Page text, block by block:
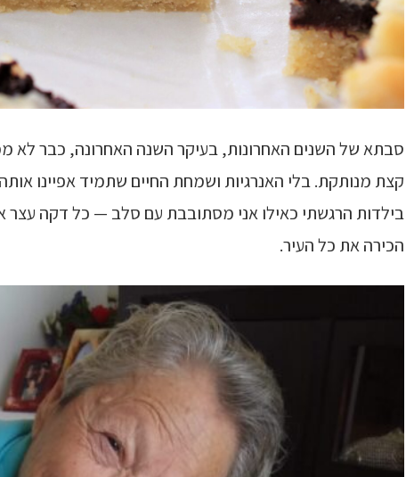
סבתא של השנים האחרונות, בעיקר השנה האחרונה, כבר
קצת מנותקת. בלי האנרגיות ושמחת החיים שתמיד אפיינו
בילדות הרגשתי כאילו אני מסתובבת עם סלב — כל דקה עצר
הכירה את כל העיר.